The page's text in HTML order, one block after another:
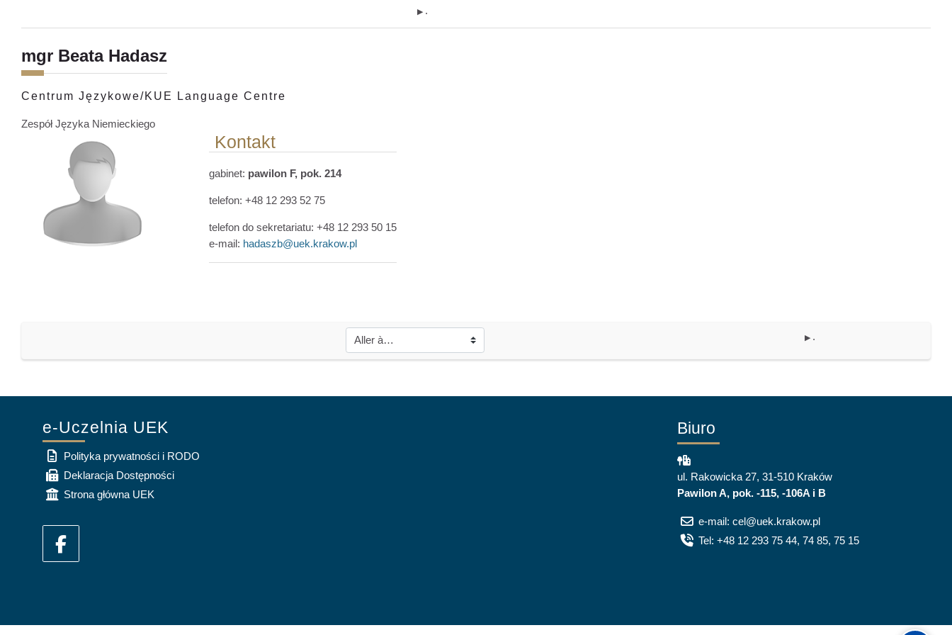
▶︎ .
mgr Beata Hadasz
Centrum Językowe/KUE Language Centre
Zespół Języka Niemieckiego
Kontakt
gabinet: pawilon F, pok. 214
telefon: +48 12 293 52 75
telefon do sekretariatu: +48 12 293 50 15
e-mail: hadaszb@uek.krakow.pl
▶︎ .
e-Uczelnia UEK
Polityka prywatności i RODO
Deklaracja Dostępności
Strona główna UEK
Biuro
ul. Rakowicka 27, 31-510 Kraków
Pawilon A, pok. -115, -106A i B
e-mail: cel@uek.krakow.pl
Tel: +48 12 293 75 44, 74 85, 75 15